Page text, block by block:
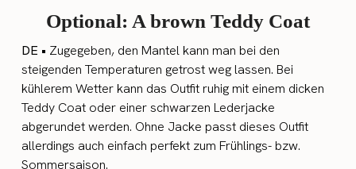
Optional: A brown Teddy Coat
DE • Zugegeben, den Mantel kann man bei den
steigenden Temperaturen getrost weg lassen. Bei
kühlerem Wetter kann das Outfit ruhig mit einem dicken
Teddy Coat oder einer schwarzen Lederjacke
abgerundet werden. Ohne Jacke passt dieses Outfit
allerdings auch einfach perfekt zum Frühlings- bzw.
Sommersaison.